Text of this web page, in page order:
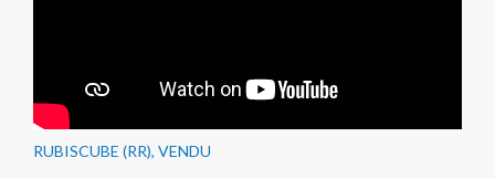
RUBISCUBE (RR), VENDU